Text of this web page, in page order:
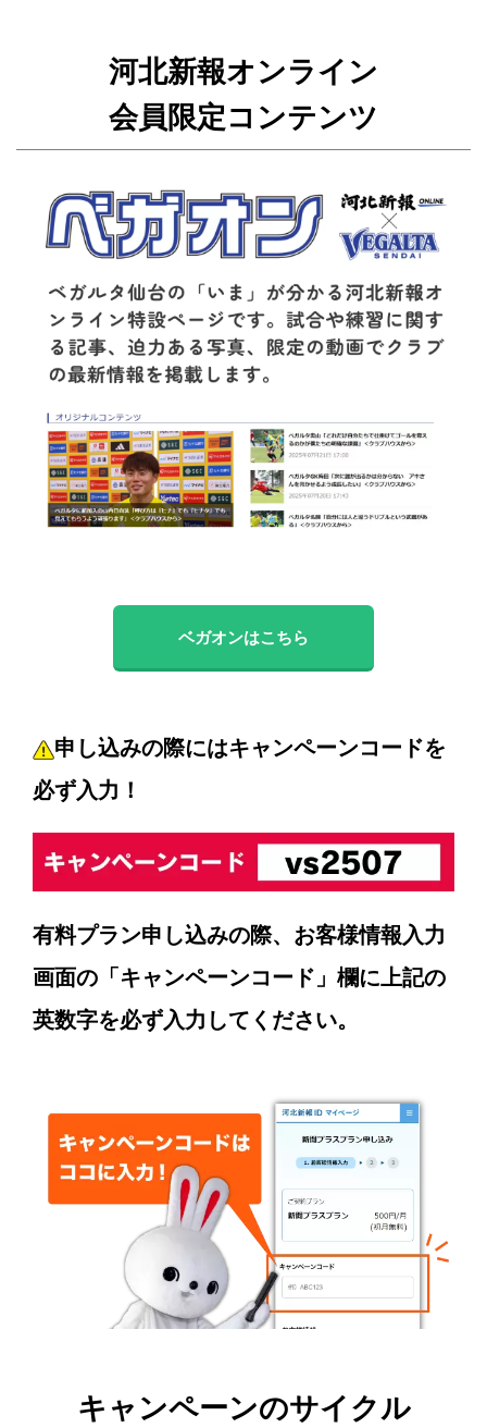
河北新報オンライン
会員限定コンテンツ
ベガオンはこちら
申し込みの際にはキャンペーンコードを
必ず入力！
有料プラン申し込みの際、お客様情報入力
画面の「キャンペーンコード」欄に上記の
英数字を必ず入力してください。
キャンペーンのサイクル